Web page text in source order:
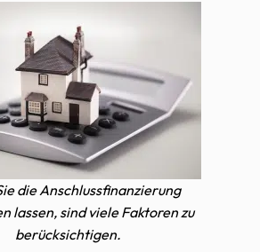
die Anschlussfinanzierung
lassen, sind viele Faktoren zu
berücksichtigen.